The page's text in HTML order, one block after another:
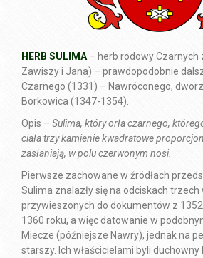
HERB SULIMA – herb rodowy Czarnych
Zawiszy i Jana) – prawdopodobnie
Czarnego (1331) – Nawróconego,
Borkowica (1347-1354).
Opis – Sulima, który orła czarnego,
ciała trzy kamienie kwadratowe
zasłaniają, w polu czerwonym nosi.
Pierwsze zachowane w źródłach
Sulima znalazły się na odciskach
przywieszonych do dokumentów z 1352
1360 roku, a więc datowanie w
Miecze (późniejsze Nawry), jednak na
starszy. Ich właścicielami byli